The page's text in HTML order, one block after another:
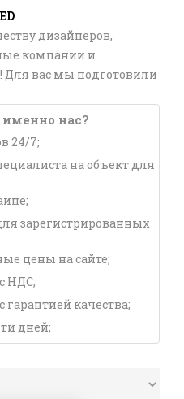
дизайнеров,
компании и
вас мы подготовили
нас?
24/7;
на объект для
зарегистрированных
цены на сайте;
НДС;
качества;
дней;